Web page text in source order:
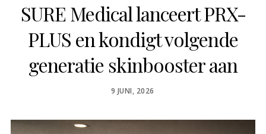
SURE Medical lanceert PRX-
PLUS en kondigt volgende
generatie skinbooster aan
POSTED
9 JUNI, 2026